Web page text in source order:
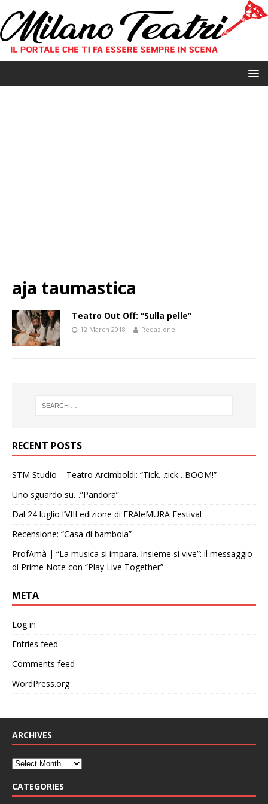
aja taumastica
Teatro Out Off: “Sulla pelle”
12 March 2018 Redazione
RECENT POSTS
STM Studio – Teatro Arcimboldi: “Tick…tick…BOOM!”
Uno sguardo su…”Pandora”
Dal 24 luglio l’VIII edizione di FRAleMURA Festival
Recensione: “Casa di bambola”
ProfAmà | “La musica si impara. Insieme si vive”: il messaggio
di Prime Note con “Play Live Together”
META
Log in
Entries feed
Comments feed
WordPress.org
ARCHIVES
CATEGORIES